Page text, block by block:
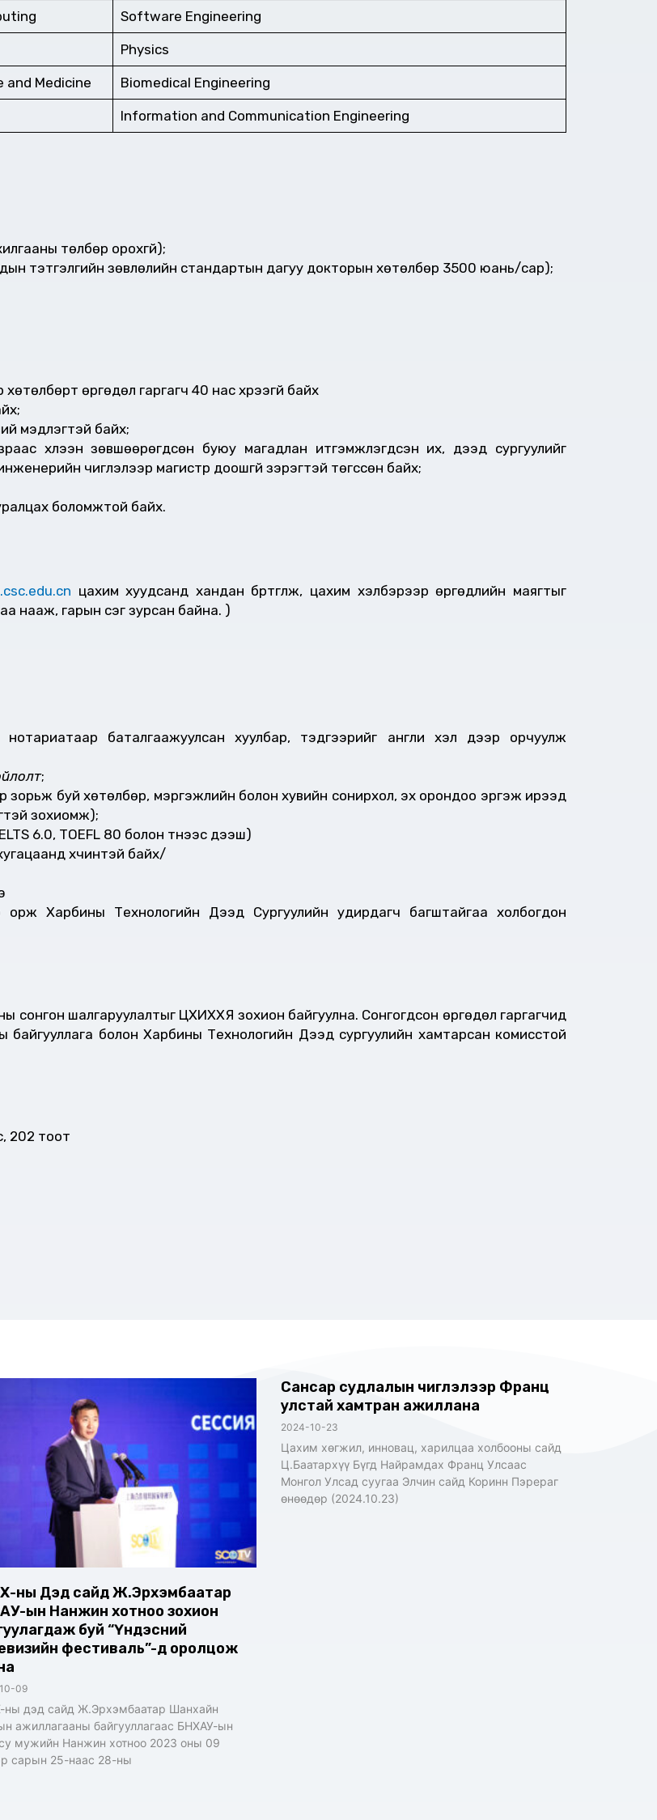
Software Engineering
Physics
and Medicine Biomedical Engineering
Information and Communication Engineering
төлбөр орохгүй);
тэтгэлгийн зөвлөлийн стандартын дагуу докторын хөтөлбөр 3500 юань/сар);
өргөдөл гаргагч 40 нас хүрээгүй байх
мэдлэгтэй байх;
хүлээн зөвшөөрөгдсөн буюу магадлан итгэмжлэгдсэн их, дээд сургуулийг
чиглэлээр магистр доошгүй зэрэгтэй төгссөн байх;
боломжтой байх.
цахим хуудсанд хандан бүртгүүлж, цахим хэлбэрээр өргөдлийн маягтыг
нааж, гарын үсэг зурсан байна. )
баталгаажуулсан хуулбар, тэдгээрийг англи хэл дээр орчуулж
;
зорьж буй хөтөлбөр, мэргэжлийн болон хувийн сонирхол, эх орондоо эргэж ирээд
зохиомж);
6.0, TOEFL 80 болон түүнээс дээш)
хүчинтэй байх/
орж Харбины Технологийн Дээд Сургуулийн удирдагч багштайгаа холбогдон
сонгон шалгаруулалтыг ЦХИХХЯ зохион байгуулна. Сонгогдсон өргөдөл гаргагчид
болон Харбины Технологийн Дээд сургуулийн хамтарсан комисстой
202 тоот
ны Дэд сайд Ж.Эрхэмбаатар
ын Нанжин хотноо зохион
буй “Үндэсний
фестиваль”-д оролцож
09
ны дэд сайд Ж.Эрхэмбаатар Шанхайн
ажиллагааны байгууллагаас БНХАУ-ын
мужийн Нанжин хотноо 2023 оны 09
сарын 25-наас 28-ны
Сансар судлалын чиглэлээр Франц
улстай хамтран ажиллана
2024-10-23
Цахим хөгжил, инновац, харилцаа холбооны сайд
Ц.Баатархүү Бүгд Найрамдах Франц Улсаас
Монгол Улсад суугаа Элчин сайд Коринн Пэрераг
өнөөдөр (2024.10.23)